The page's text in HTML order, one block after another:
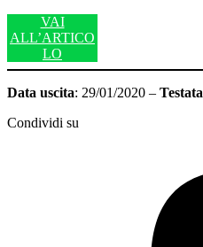
VAI
ALL’ARTICO
LO
Data uscita: 29/01/2020 – Testata
Condividi su